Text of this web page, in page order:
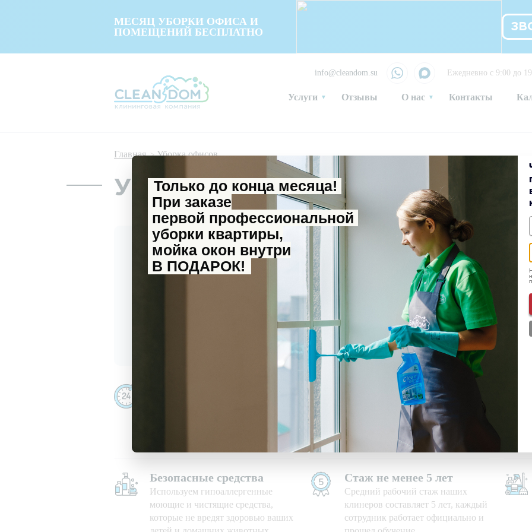
МЕСЯЦ УБОРКИ ОФИСА И
ПОМЕЩЕНИЙ БЕСПЛАТНО
info@cleandom.su Ежедневно с 9:00 до
Услуги Отзывы О нас Контакты
Главная Уборка офисов
Уборка офисов в Лобне
политикой обработки персональных данных ознакомлен(-а) и даюсогласиена обработку
на получение информации о скидках и акциях
Используем свои средства
Приезжаем на уборку с
профессиональными моющими
средствами и необходимым
оборудованием
Безопасные средства
Используем гипоаллергенные
моющие и чистящие средства,
которые не вредят здоровью ваших
Стаж не менее 5 лет
Средний рабочий стаж наших
клинеров составляет 5 лет, каждый
сотрудник работает официально и
Только до конца месяца!
При заказе
первой профессиональной
уборки квартиры,
мойка окон внутри
В ПОДАРОК!